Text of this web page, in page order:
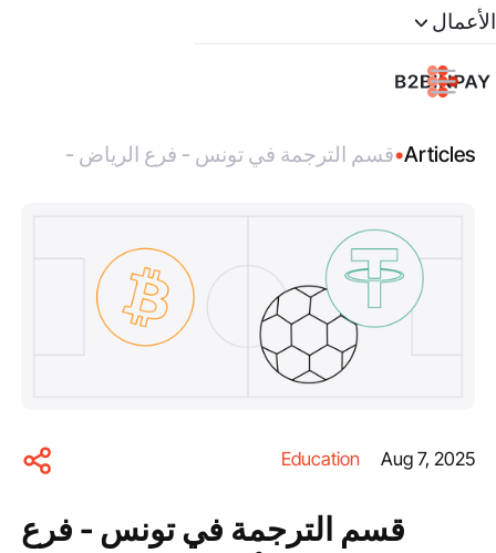
الأعمال
Articles
•قسم الترجمة في تونس - فرع الرياض -
Aug 7, 2025
Education
قسم الترجمة في تونس - فرع